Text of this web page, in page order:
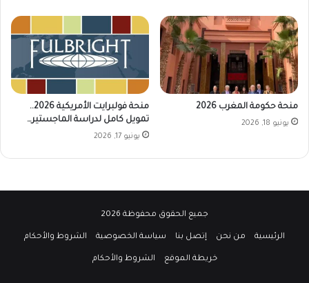
منحة حكومة المغرب 2026
يونيو 18, 2026
منحة فولبرايت الأمريكية 2026..
تمويل كامل لدراسة الماجستير…
يونيو 17, 2026
جميع الحقوق محفوظة 2026
الرئيسية من نحن إتصل بنا سياسة الخصوصية الشروط والأحكام
خريطة الموقع الشروط والأحكام